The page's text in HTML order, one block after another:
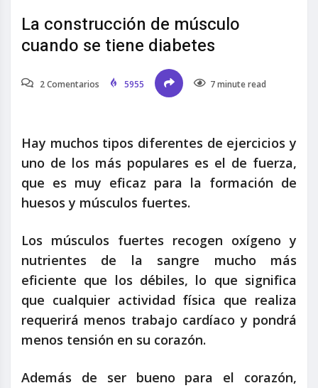
La construcción de músculo
cuando se tiene diabetes
2 Comentarios 5955 7 minute read
Hay muchos tipos diferentes de ejercicios y
uno de los más populares es el de fuerza,
que es muy eficaz para la formación de
huesos y músculos fuertes.
Los músculos fuertes recogen oxígeno y
nutrientes de la sangre mucho más
eficiente que los débiles, lo que significa
que cualquier actividad física que realiza
requerirá menos trabajo cardíaco y pondrá
menos tensión en su corazón.
Además de ser bueno para el corazón,